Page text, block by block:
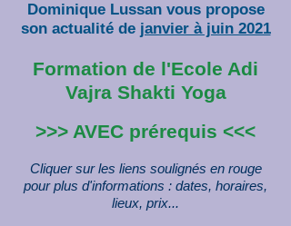
Dominique Lussan vous propose
son actualité de janvier à juin 2021
Formation de l'Ecole Adi
Vajra Shakti Yoga
>>> AVEC prérequis <<<
Cliquer sur les liens soulignés en rouge
pour plus d'informations : dates, horaires,
lieux, prix...